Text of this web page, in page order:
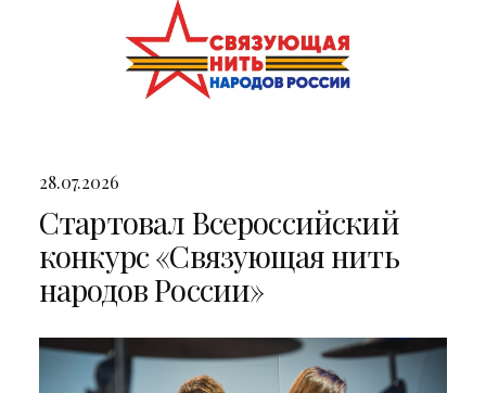
28.07.2026
Стартовал Всероссийский
конкурс «Связующая нить
народов России»